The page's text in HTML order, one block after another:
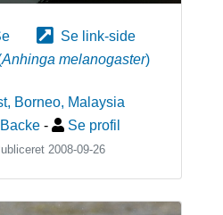
Se link-side
Anhinga melanogaster)
Borneo, Malaysia
- Se profil
2008-09-26